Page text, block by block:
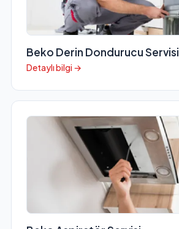
Beko Derin Dondurucu Servisi
Detaylı bilgi →